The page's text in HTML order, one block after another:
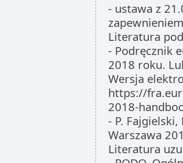
- ustawa z
Literatura
- Podręcznik
2018 roku.
Wersja
https://
2018-
- P.
Warszawa
Literatura